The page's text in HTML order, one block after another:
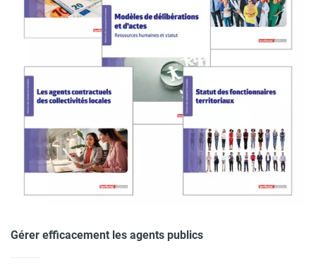
Gérer efficacement les agents publics